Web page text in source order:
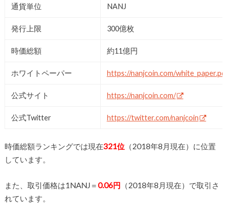
通貨単位 NANJ
発行上限 300億枚
時価総額 約11億円
ホワイトペーパー https://nanjcoin.com/
公式サイト https://nanjcoin.com/
公式Twitter https://twitter.com/nanjcoin
時価総額ランキングでは現在321位（2018年8月現在）に位置
しています。
また、取引価格は1NANJ＝0.06円 （2018年8月現在）で取引さ
れています。